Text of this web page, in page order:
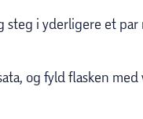
steg i yderligere et
og fyld flasken